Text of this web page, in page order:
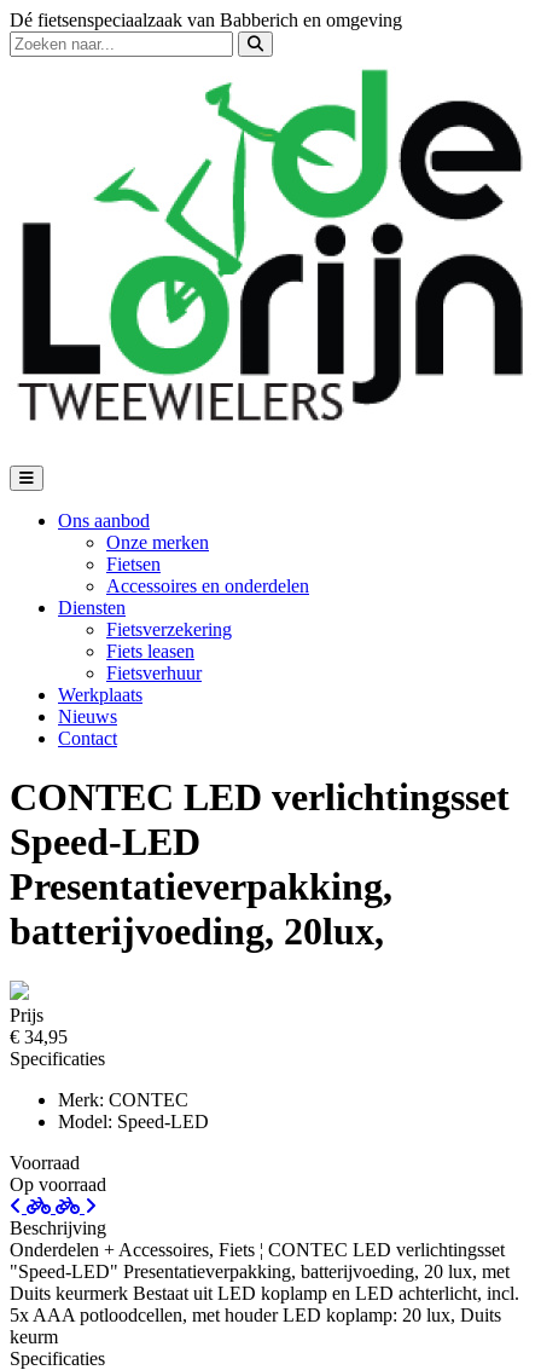
Dé fietsenspeciaalzaak van Babberich en omgeving
Ons aanbod
Onze merken
Fietsen
Accessoires en onderdelen
Diensten
Fietsverzekering
Fiets leasen
Fietsverhuur
Werkplaats
Nieuws
Contact
CONTEC LED verlichtingsset
Speed-LED
Presentatieverpakking,
batterijvoeding, 20lux,
Prijs
€ 34,95
Specificaties
Merk: CONTEC
Model: Speed-LED
Voorraad
Op voorraad
Beschrijving
Onderdelen + Accessoires, Fiets ¦ CONTEC LED verlichtingsset
"Speed-LED" Presentatieverpakking, batterijvoeding, 20 lux, met
Duits keurmerk Bestaat uit LED koplamp en LED achterlicht, incl.
5x AAA potloodcellen, met houder LED koplamp: 20 lux, Duits
keurm
Specificaties